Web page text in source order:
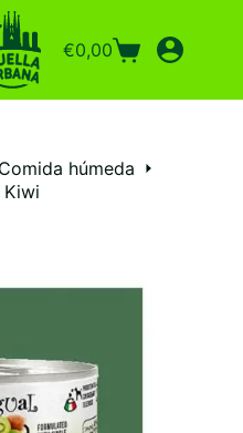
Carro
compra
€0,00
Comida húmeda
Kiwi